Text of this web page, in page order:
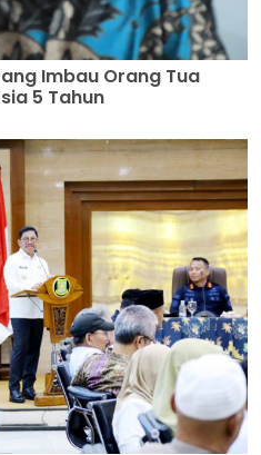
Imbau Orang Tua
5 Tahun